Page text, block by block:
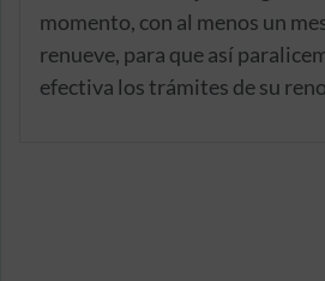
momento, con al menos un
renueve, para que así
efectiva los trámites de su